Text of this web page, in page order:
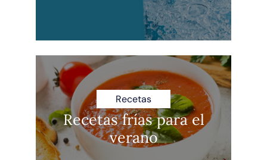
Recetas
Recetas frías para el
verano